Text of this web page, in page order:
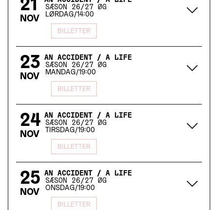
21
NOV
SÆSON 26/27 ØG
LØRDAG/14:00
BILLETTER
23
NOV
AN ACCIDENT / A LIFE
SÆSON 26/27 ØG
MANDAG/19:00
BILLETTER
24
NOV
AN ACCIDENT / A LIFE
SÆSON 26/27 ØG
TIRSDAG/19:00
BILLETTER
25
NOV
AN ACCIDENT / A LIFE
SÆSON 26/27 ØG
ONSDAG/19:00
BILLETTER